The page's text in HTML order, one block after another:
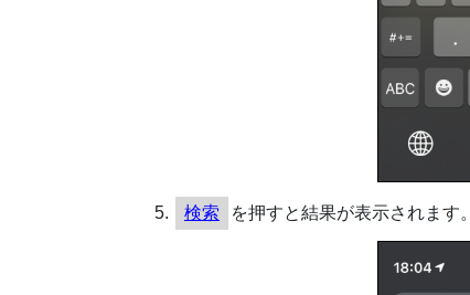
検索 を押すと結果が表示されます。